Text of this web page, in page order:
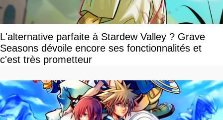
L'alternative parfaite à Stardew Valley ? Grave
Seasons dévoile encore ses fonctionnalités et
c'est très prometteur